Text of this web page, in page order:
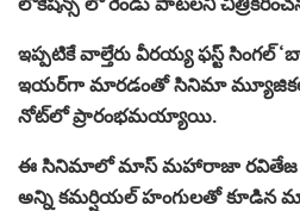
ఇప్పటికే వాల్తేరు వీరయ్య ఫస్ట్ సింగల్
ఇయర్‌గా మారడంతో సినిమా మ్యూజికల్
నోట్‌లో ప్రారంభమయ్యాయి.
ఈ సినిమాలో మాస్ మహారాజా రవితేజ ఓ
అన్ని కమర్షియల్ హంగులతో కూడిన